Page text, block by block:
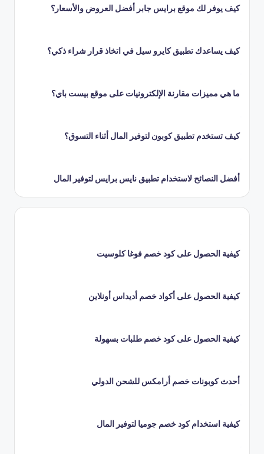
كيف يوفر لك موقع برايس جابر أفضل العروض والأسعار؟
كيف يساعدك تطبيق كايرو سيل في اتخاذ قرار شراء ذكي؟
ما هي مميزات مقارنة الإلكترونيات على موقع بيست باي؟
كيف تستخدم تطبيق كوبون لتوفير المال أثناء التسوق؟
أفضل النصائح لاستخدام تطبيق نايس برايس لتوفير المال
كيفية الحصول على كود خصم فوغا كلوسيت
كيفية الحصول على أكواد خصم أديداس أونلاين
كيفية الحصول على كود خصم طلبات بسهولة
أحدث كوبونات خصم أرامكس للشحن الدولي
كيفية استخدام كود خصم جوميا لتوفير المال